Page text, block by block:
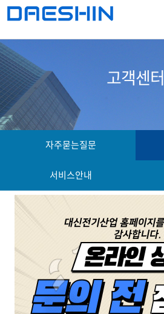
고객센터
자주묻는질문
서비스안내
비밀번호 를 입력해주십시오.
비밀번호